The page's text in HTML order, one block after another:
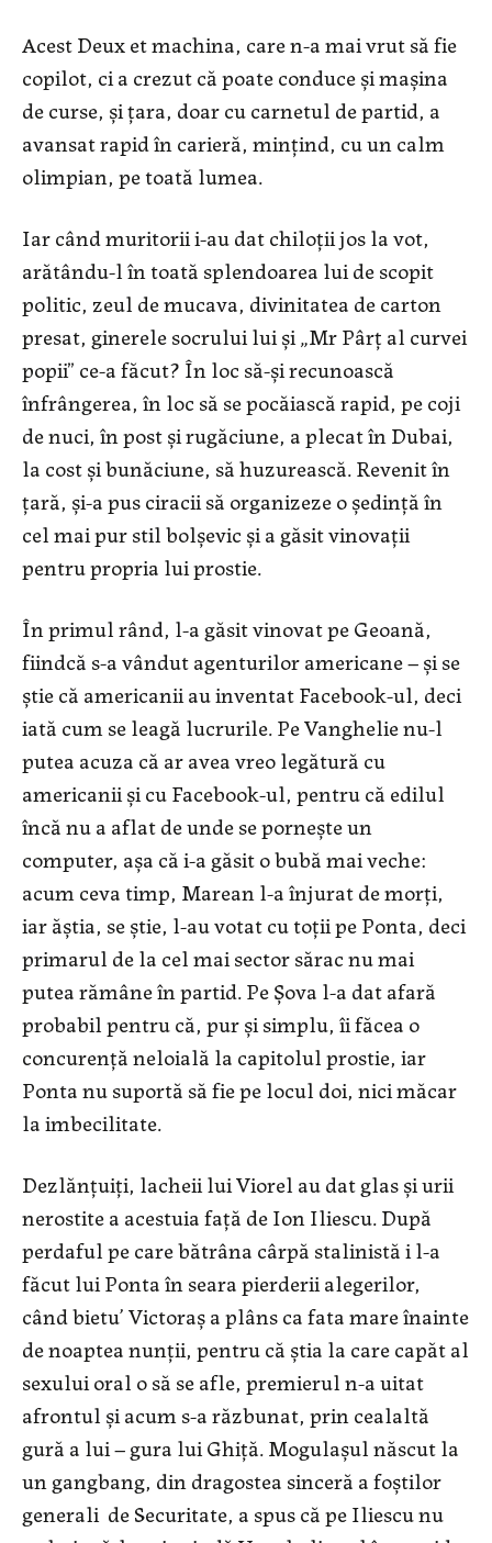
Acest Deux et machina, care n-a mai vrut să fie
copilot, ci a crezut că poate conduce şi maşina
de curse, şi ţara, doar cu carnetul de partid, a
avansat rapid în carieră, minţind, cu un calm
olimpian, pe toată lumea.
Iar când muritorii i-au dat chiloţii jos la vot,
arătându-l în toată splendoarea lui de scopit
politic, zeul de mucava, divinitatea de carton
presat, ginerele socrului lui şi „Mr Pârţ al curvei
popii” ce-a făcut? În loc să-şi recunoască
înfrângerea, în loc să se pocăiască rapid, pe coji
de nuci, în post şi rugăciune, a plecat în Dubai,
la cost şi bunăciune, să huzurească. Revenit în
ţară, şi-a pus ciracii să organizeze o şedinţă în
cel mai pur stil bolşevic şi a găsit vinovaţii
pentru propria lui prostie.
În primul rând, l-a găsit vinovat pe Geoană,
fiindcă s-a vândut agenturilor americane – şi se
ştie că americanii au inventat Facebook-ul, deci
iată cum se leagă lucrurile. Pe Vanghelie nu-l
putea acuza că ar avea vreo legătură cu
americanii şi cu Facebook-ul, pentru că edilul
încă nu a aflat de unde se porneşte un
computer, aşa că i-a găsit o bubă mai veche:
acum ceva timp, Marean l-a înjurat de morţi,
iar ăştia, se ştie, l-au votat cu toţii pe Ponta, deci
primarul de la cel mai sector sărac nu mai
putea rămâne în partid. Pe Şova l-a dat afară
probabil pentru că, pur şi simplu, îi făcea o
concurenţă neloială la capitolul prostie, iar
Ponta nu suportă să fie pe locul doi, nici măcar
la imbecilitate.
Dezlănţuiţi, lacheii lui Viorel au dat glas şi urii
nerostite a acestuia faţă de Ion Iliescu. După
perdaful pe care bătrâna cârpă stalinistă i l-a
făcut lui Ponta în seara pierderii alegerilor,
când bietu’ Victoraş a plâns ca fata mare înainte
de noaptea nunţii, pentru că ştia la care capăt al
sexului oral o să se afle, premierul n-a uitat
afrontul şi acum s-a răzbunat, prin cealaltă
gură a lui – gura lui Ghiţă. Mogulaşul născut la
un gangbang, din dragostea sinceră a foştilor
generali de Securitate, a spus că pe Iliescu nu